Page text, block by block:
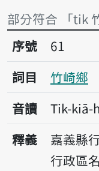
部分符合 「tik
序號61竹崎鄉
序號
61
詞目
竹崎鄉
音讀
Tik-kiā-
釋義
嘉義縣
行政區